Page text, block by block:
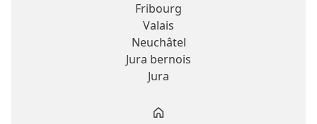
Fribourg
Valais
Neuchâtel
Jura bernois
Jura